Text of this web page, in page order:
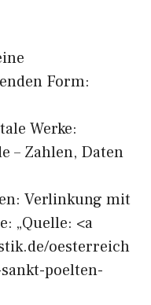
Form:
Werke:
– Zahlen, Daten
Verlinkung mit
„Quelle: <a
oesterreich
poelten-